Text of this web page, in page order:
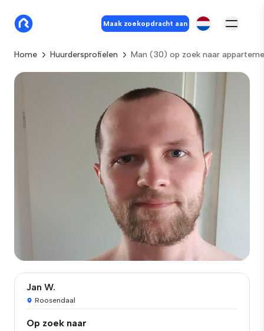
Maak zoekopdracht aan
Home Huurdersprofielen Man (30) op zoek naar
Jan W.
Roosendaal
Op zoek naar